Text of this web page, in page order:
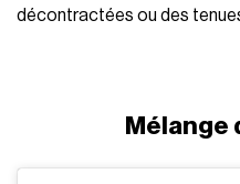
décontractées ou des
Mélange